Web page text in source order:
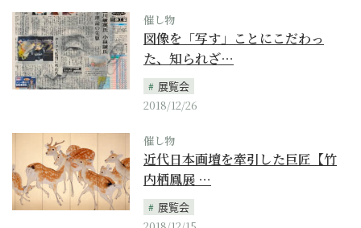
催し物
図像を「写す」ことにこだわっ
た、知られざ…
展覧会
2018/12/26
催し物
近代日本画壇を牽引した巨匠【竹
内栖鳳展 …
展覧会